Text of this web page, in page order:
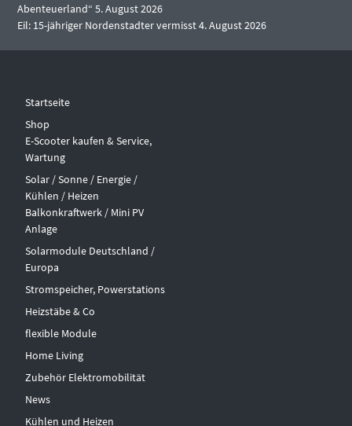
Abenteuerland“ 5. August 2026
Eil: 15-jähriger Nordenstadter vermisst4. August 2026
Startseite
Shop
E-Scooter kaufen & Service,
Wartung
Solar / Sonne / Energie /
Kühlen / Heizen
Balkonkraftwerk / Mini PV
Anlage
Solarmodule Deutschland /
Europa
Stromspeicher, Powerstations
Heizstäbe & Co
flexible Module
Home Living
Zubehör Elektromobilität
News
Kühlen und Heizen